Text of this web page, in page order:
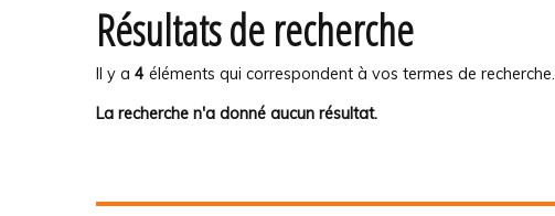
Résultats de recherche
Il y a 4 éléments qui correspondent à vos termes de recherche.
La recherche n'a donné aucun résultat.